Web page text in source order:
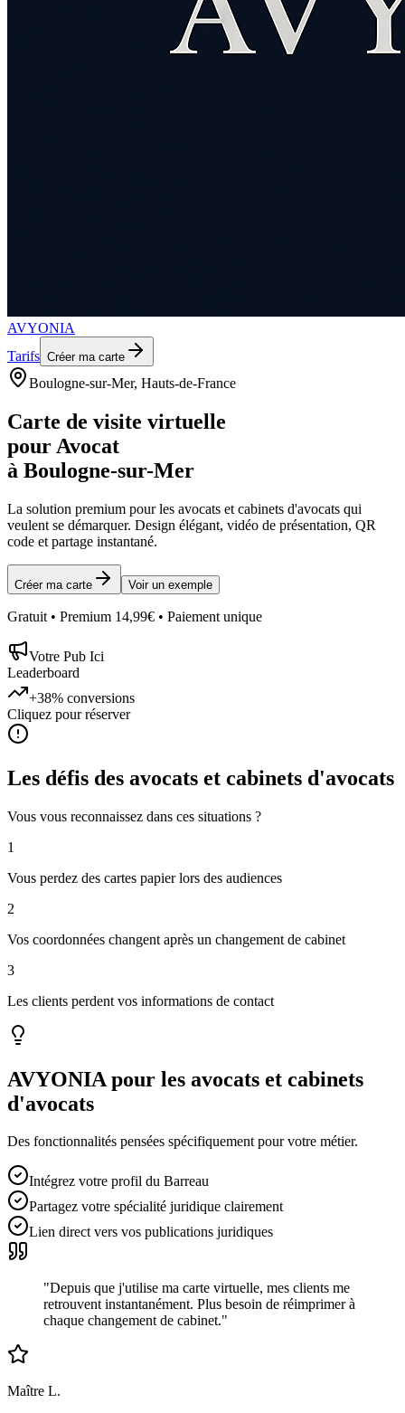
AVYONIA
Tarifs Créer ma carte
Boulogne-sur-Mer, Hauts-de-France
Carte de visite virtuelle
pour Avocat
à Boulogne-sur-Mer
La solution premium pour les avocats et cabinets d'avocats qui
veulent se démarquer. Design élégant, vidéo de présentation, QR
code et partage instantané.
Créer ma carte Voir un exemple
Gratuit • Premium 14,99€ • Paiement unique
Votre Pub Ici
Leaderboard
+38% conversions
Cliquez pour réserver
Les défis des avocats et cabinets d'avocats
Vous vous reconnaissez dans ces situations ?
1
Vous perdez des cartes papier lors des audiences
2
Vos coordonnées changent après un changement de cabinet
3
Les clients perdent vos informations de contact
AVYONIA pour les avocats et cabinets
d'avocats
Des fonctionnalités pensées spécifiquement pour votre métier.
Intégrez votre profil du Barreau
Partagez votre spécialité juridique clairement
Lien direct vers vos publications juridiques
"Depuis que j'utilise ma carte virtuelle, mes clients me
retrouvent instantanément. Plus besoin de réimprimer à
chaque changement de cabinet."
Maître L.